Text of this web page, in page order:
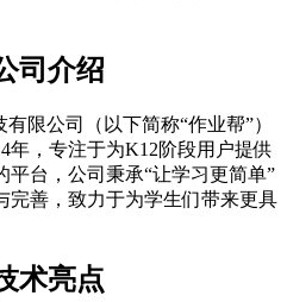
司介绍
限公司（以下简称“作业帮”）
年，专注于为K12阶段用户提供
台，公司秉承“让学习更简单”
完善，致力于为学生们带来更具
术亮点